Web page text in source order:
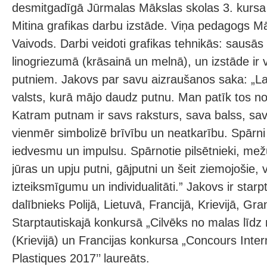
desmitgadīgā Jūrmalas Mākslas skolas 3.
Mitina grafikas darbu izstāde. Viņa pedagogs
Vaivods. Darbi veidoti grafikas tehnikās:
linogriezumā (krāsainā un melnā), un izstāde ir
putniem. Jakovs par savu aizraušanos saka:
valsts, kurā mājo daudz putnu. Man patīk tos
Katram putnam ir savs raksturs, sava balss,
vienmēr simbolizē brīvību un neatkarību.
iedvesmu un impulsu. Spārnotie pilsētnieki,
jūras un upju putni, gājputni un šeit ziemojošie,
izteiksmīgumu un individualitāti.” Jakovs ir
dalībnieks Polijā, Lietuvā, Francijā, Krievijā,
Starptautiskajā konkursā „Cilvēks no malas līdz
(Krievijā) un Francijas konkursa „Concours
Plastiques 2017’’ laureāts.